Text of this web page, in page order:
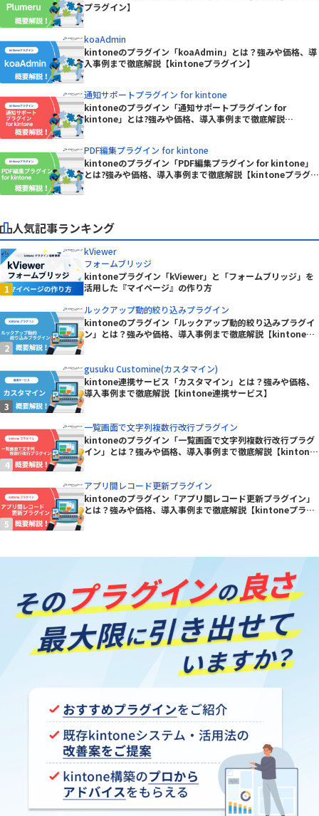
プラグイン】
koaAdmin
kintoneのプラグイン「koaAdmin」とは？強みや価格、導
入事例まで徹底解説【kintoneプラグイン】
通知サポートプラグイン for kintone
kintoneのプラグイン「通知サポートプラグイン for
kintone」とは?強みや価格、導入事例まで徹底解説
PDF編集プラグイン for kintone
kintoneのプラグイン「PDF編集プラグイン for kintone」
とは?強みや価格、導入事例まで徹底解説【kintoneプラグイ
人気記事ランキング
kViewer
フォームブリッジ
kintoneプラグイン「kViewer」と「フォームブリッジ」を
活用した『マイページ』の作り方
ルックアップ動的絞り込みプラグイン
kintoneのプラグイン「ルックアップ動的絞り込みプラグイ
ン」とは？強みや価格、導入事例まで徹底解説【kintoneプ
gusuku Customine(カスタマイン)
kintone連携サービス「カスタマイン」とは？強みや価格、
導入事例まで徹底解説【kintone連携サービス】
一覧画面で文字列複数行改行プラグイン
kintoneのプラグイン「一覧画面で文字列複数行改行プラグ
イン」とは？強みや価格、導入事例まで徹底解説【kintone
アプリ間レコード更新プラグイン
kintoneのプラグイン「アプリ間レコード更新プラグイン」
とは？強みや価格、導入事例まで徹底解説【kintoneプラグ